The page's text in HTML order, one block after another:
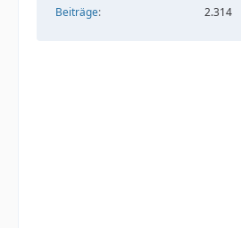
Beiträge
2.314